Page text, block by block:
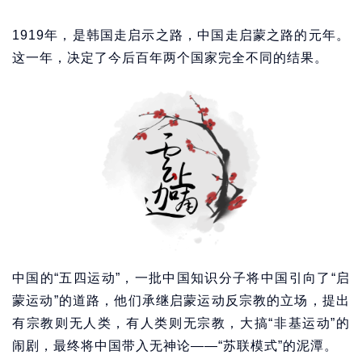
1919年，是韩国走启示之路，中国走启蒙之路的元年。
这一年，决定了今后百年两个国家完全不同的结果。
中国的“五四运动”，一批中国知识分子将中国引向了“启
蒙运动”的道路，他们承继启蒙运动反宗教的立场，提出
有宗教则无人类，有人类则无宗教，大搞“非基运动”的
闹剧，最终将中国带入无神论——“苏联模式”的泥潭。